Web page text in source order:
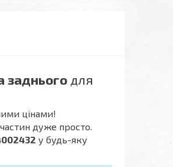
заднього для
цінами!
дуже просто.
у будь-яку